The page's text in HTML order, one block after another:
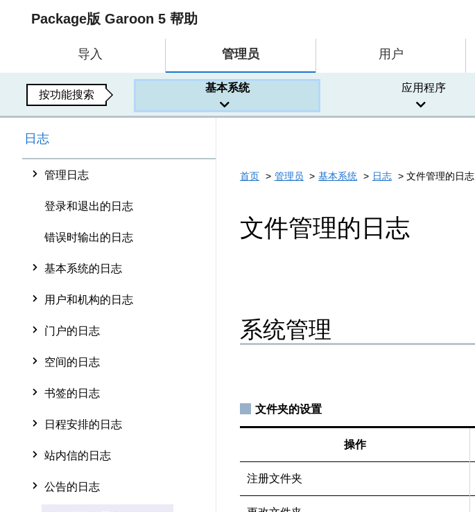
Package版 Garoon 5 帮助
导入 管理员 用户
按功能搜索
基本系统 应用程序
日志
管理日志
登录和退出的日志
错误时输出的日志
基本系统的日志
用户和机构的日志
门户的日志
空间的日志
书签的日志
日程安排的日志
站内信的日志
公告的日志
首页 管理员 基本系统 日志 文件管理的日志
文件管理的日志
系统管理
文件夹的设置
操作
注册文件夹